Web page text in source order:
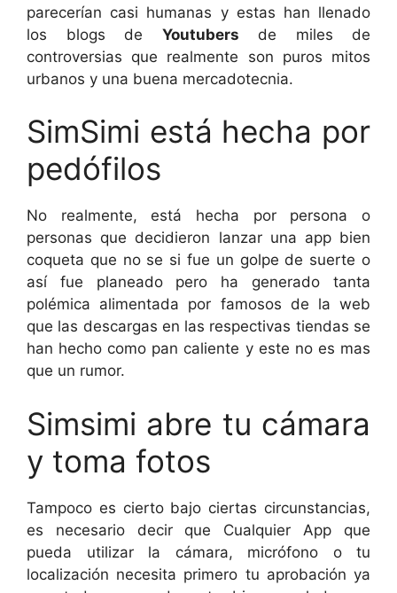
parecerían casi humanas y estas han llenado
los blogs de Youtubers de miles de
controversias que realmente son puros mitos
urbanos y una buena mercadotecnia.
SimSimi está hecha por
pedófilos
No realmente, está hecha por persona o
personas que decidieron lanzar una app bien
coqueta que no se si fue un golpe de suerte o
así fue planeado pero ha generado tanta
polémica alimentada por famosos de la web
que las descargas en las respectivas tiendas se
han hecho como pan caliente y este no es mas
que un rumor.
Simsimi abre tu cámara
y toma fotos
Tampoco es cierto bajo ciertas circunstancias,
es necesario decir que Cualquier App que
pueda utilizar la cámara, micrófono o tu
localización necesita primero tu aprobación ya